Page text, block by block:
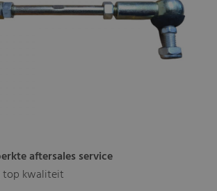
aftersales service
top kwaliteit